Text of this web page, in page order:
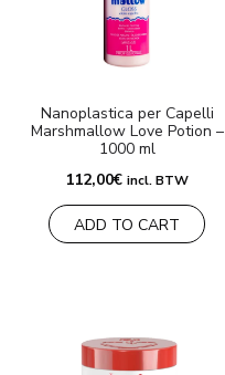
Domande frequenti
Recensioni
Nanoplastica per Capelli
Marshmallow Love Potion –
1000 ml
112,00€ incl. BTW
ADD TO CART